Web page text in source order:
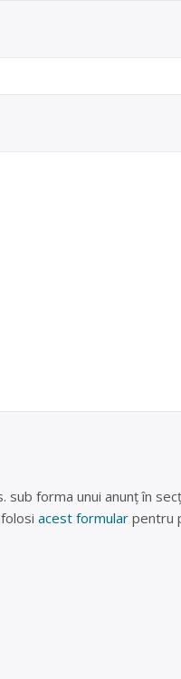
forma unui anunț în
acest formular pentru